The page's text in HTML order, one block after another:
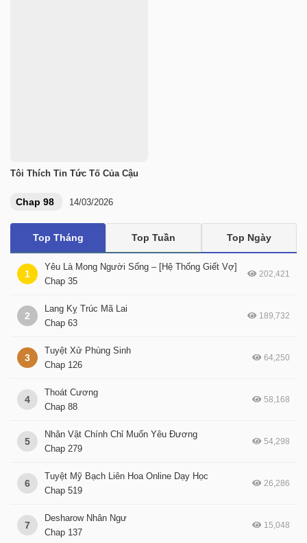
Tôi Thích Tin Tức Tố Của Cậu
Chap 98 14/03/2026
Top Tháng Top Tuần Top Ngày
1
Yêu Là Mong Người Sống – [Hệ Thống Giết Vợ]
Chap 35
202,421
2
Lang Kỵ Trúc Mã Lai
Chap 63
189,732
3
Tuyệt Xử Phùng Sinh
Chap 126
64,250
4
Thoát Cương
Chap 88
58,168
5
Nhân Vật Chính Chỉ Muốn Yêu Đương
Chap 279
54,298
6
Tuyệt Mỹ Bạch Liên Hoa Online Dạy Học
Chap 519
26,286
7
Desharow Nhân Ngư
Chap 137
15,048